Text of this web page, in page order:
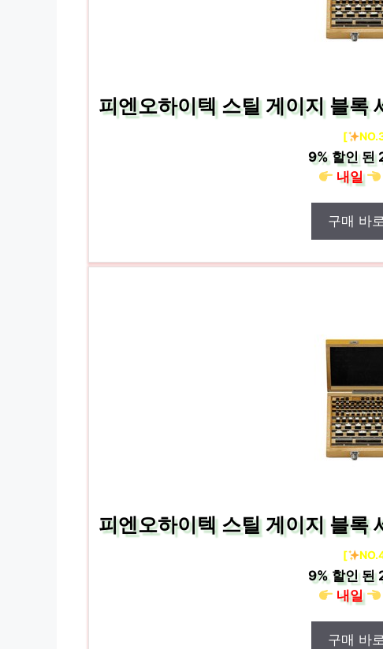
피엔오하이텍 스틸 게이지 블
[
9%할인 된
내일
구매 바
피엔오하이텍 스틸 게이지 블
[
9%할인 된
내일
구매 바